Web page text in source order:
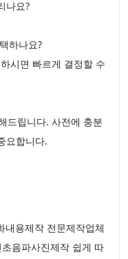
나요?
하나요?
시면 빠르게 결정할 수
드립니다. 사전에 충분
요합니다.
내용제작 전문제작업체
음파사진제작 쉽게 따